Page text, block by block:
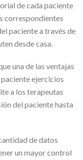
de cada paciente
correspondientes
paciente a través de
desde casa.
una de las ventajas
ejercicios
a los terapeutas
del paciente hasta
de datos
un mayor control